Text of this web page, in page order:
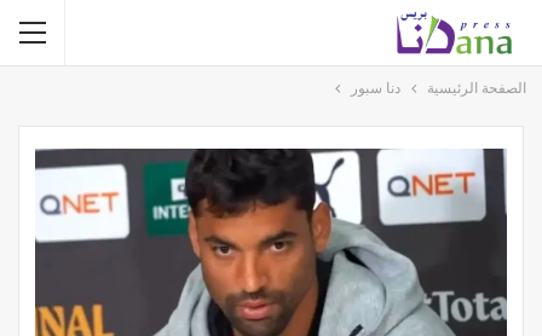
الصفحة الرئيسية دنا سبور